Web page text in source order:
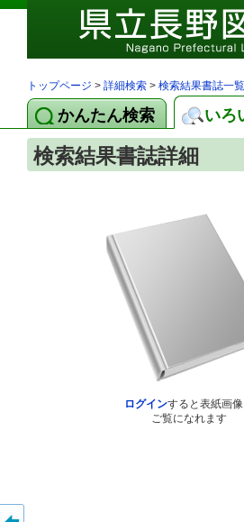
トップページ > 詳細検索 > 検索結果書誌一覧
かんたん検索 いろ
検索結果書誌詳細
ログインすると表紙画像
ご覧になれます